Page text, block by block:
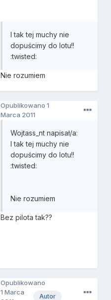
I tak tej muchy nie
dopuścimy do lotu!!
:twisted:
Nie rozumiem
Opublikowano1
Marca 2011
Wojtass_nt napisał/a:
I tak tej muchy nie
dopuścimy do lotu!!
:twisted:
Nie rozumiem
Bez pilota tak??
Autor
Opublikowano
1 Marca